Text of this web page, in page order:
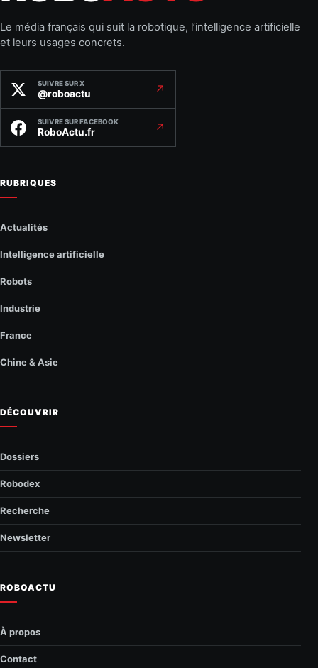
Le média français qui suit la robotique, l’intelligence artificielle
et leurs usages concrets.
SUIVRE SUR X
@roboactu ↗
SUIVRE SUR FACEBOOK
RoboActu.fr ↗
RUBRIQUES
Actualités
Intelligence artificielle
Robots
Industrie
France
Chine & Asie
DÉCOUVRIR
Dossiers
Robodex
Recherche
Newsletter
ROBOACTU
À propos
Contact